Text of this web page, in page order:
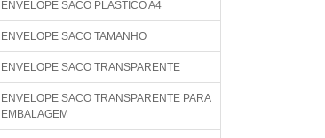
ENVELOPE SACO PLÁSTICO A4
ENVELOPE SACO TAMANHO
ENVELOPE SACO TRANSPARENTE
ENVELOPE SACO TRANSPARENTE PARA
EMBALAGEM